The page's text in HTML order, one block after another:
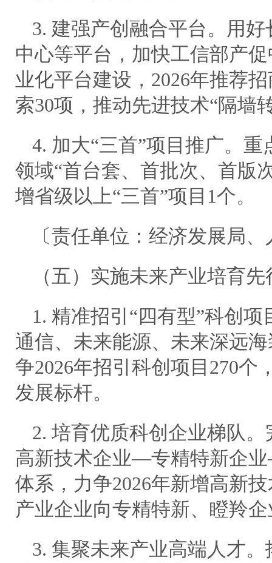
3. 建强产创融合平台。用
中心等平台，加快工信部产
业化平台建设，2026年推荐
索30项，推动先进技术“隔墙
4. 加大“三首”项目推广。
领域“首台套、首批次、首版
增省级以上“三首”项目1个。
〔责任单位：经济发展局
（五）实施未来产业培育
1. 精准招引“四有型”科创
通信、未来能源、未来深远
争2026年招引科创项目270个
发展标杆。
2. 培育优质科创企业梯队
高新技术企业—专精特新企
体系，力争2026年新增高新
产业企业向专精特新、瞪羚
3. 集聚未来产业高端人才